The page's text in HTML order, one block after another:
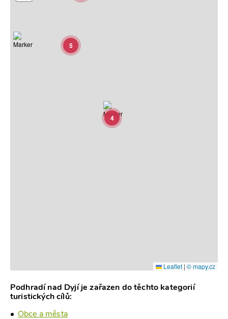
5
4
Leaflet | © mapy.cz
Podhradí nad Dyjí je zařazen do těchto kategorií
turistických cílů:
Obce a města